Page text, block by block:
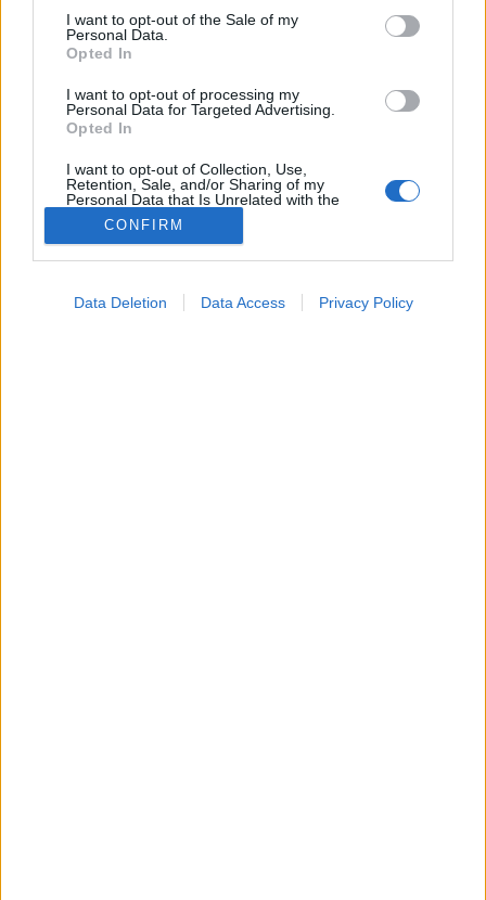
consent section.
I want to opt-out of the Sale of my
Personal Data.
Opted In
I want to opt-out of processing my
Personal Data for Targeted Advertising.
Opted In
I want to opt-out of Collection, Use,
Retention, Sale, and/or Sharing of my
Personal Data that Is Unrelated with the
Purposes for which it was collected.
Opted Out
CONFIRM
Data Deletion Data Access Privacy Policy